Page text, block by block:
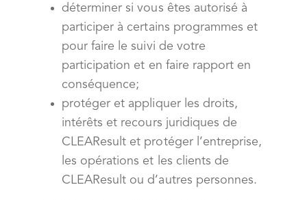
déterminer si vous êtes autorisé à
participer à certains programmes et
pour faire le suivi de votre
participation et en faire rapport en
conséquence;
protéger et appliquer les droits,
intérêts et recours juridiques de
CLEAResult et protéger l’entreprise,
les opérations et les clients de
CLEAResult ou d’autres personnes.